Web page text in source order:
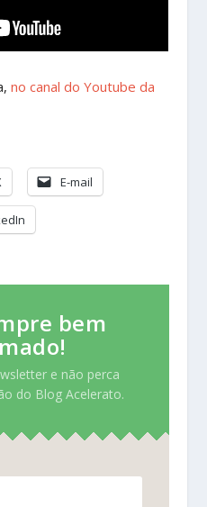
no canal do Youtube da
E-mail
bem
e não perca
do Blog Acelerato.